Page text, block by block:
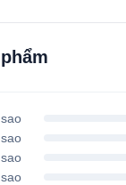
Thoáng